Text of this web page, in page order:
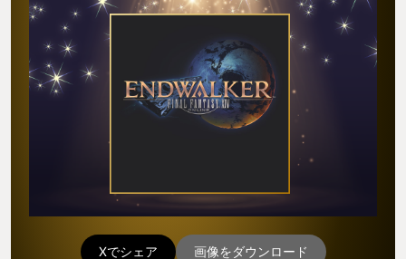
Xでシェア 画像をダウンロード